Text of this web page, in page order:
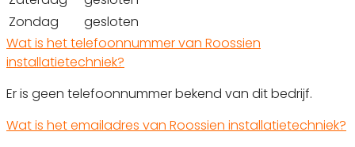
Zondag
gesloten
Wat is het telefoonnummer van Roossien
installatietechniek?
Er is geen telefoonnummer bekend van dit bedrijf.
Wat is het emailadres van Roossien installatietechniek?